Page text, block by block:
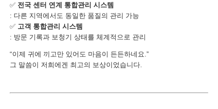
✅ 전국 센터 연계 통합관리 시스템
: 다른 지역에서도 동일한 품질의 관리 가능
✅ 고객 통합관리 시스템
: 방문 기록과 보청기 상태를 체계적으로 관리
“이제 귀에 끼고만 있어도 마음이 든든하네요.”
그 말씀이 저희에겐 최고의 보상이었습니다.